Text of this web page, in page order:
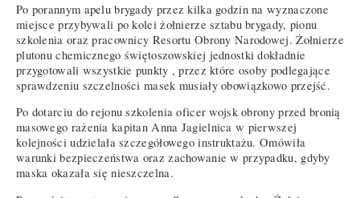
Po porannym apelu brygady przez kilka godzin na wyznaczone
miejsce przybywali po kolei żołnierze sztabu brygady, pionu
szkolenia oraz pracownicy Resortu Obrony Narodowej. Żołnierze
plutonu chemicznego świętoszowskiej jednostki dokładnie
przygotowali wszystkie punkty , przez które osoby podlegające
sprawdzeniu szczelności masek musiały obowiązkowo przejść.
Po dotarciu do rejonu szkolenia oficer wojsk obrony przed bronią
masowego rażenia kapitan Anna Jagielnica w pierwszej
kolejności udzielała szczegółowego instruktażu. Omówiła
warunki bezpieczeństwa oraz zachowanie w przypadku, gdyby
maska okazała się nieszczelna.